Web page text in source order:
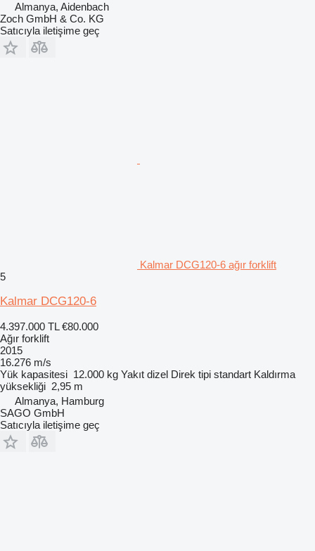
Almanya, Aidenbach
Zoch GmbH & Co. KG
Satıcıyla iletişime geç
Kalmar DCG120-6 ağır forklift
5
Kalmar DCG120-6
4.397.000 TL €80.000
Ağır forklift
2015
16.276 m/s
Yük kapasitesi 12.000 kg Yakıt dizel Direk tipi standart Kaldırma
yüksekliği 2,95 m
Almanya, Hamburg
SAGO GmbH
Satıcıyla iletişime geç